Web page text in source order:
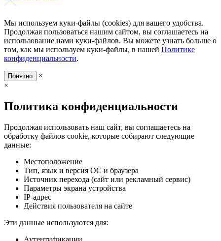
Мы используем куки-файлы (cookies) для вашего удобства.
Продолжая пользоваться нашим сайтом, вы соглашаетесь на
использование нами куки-файлов. Вы можете узнать больше о
том, как мы используем куки-файлы, в нашей Политике
конфиденциальности.
Понятно
×
×
Политика конфиденциальности
Продолжая использовать наш сайт, вы соглашаетесь на
обработку файлов cookie, которые собирают следующие
данные:
Местоположение
Тип, язык и версия ОС и браузера
Источник перехода (сайт или рекламный сервис)
Параметры экрана устройства
IP-адрес
Действия пользователя на сайте
Эти данные используются для:
Аутентификации